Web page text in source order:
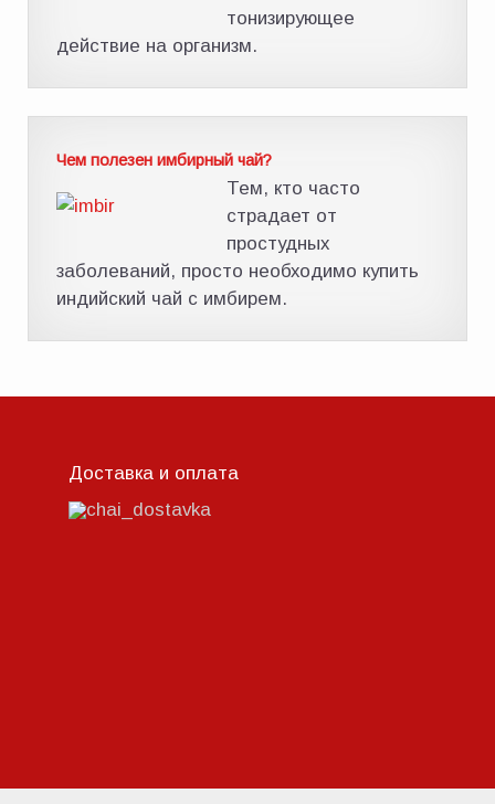
тонизирующее
действие на организм.
Чем полезен имбирный чай?
Тем, кто часто
страдает от
простудных
заболеваний, просто необходимо купить
индийский чай с имбирем.
Доставка и оплата